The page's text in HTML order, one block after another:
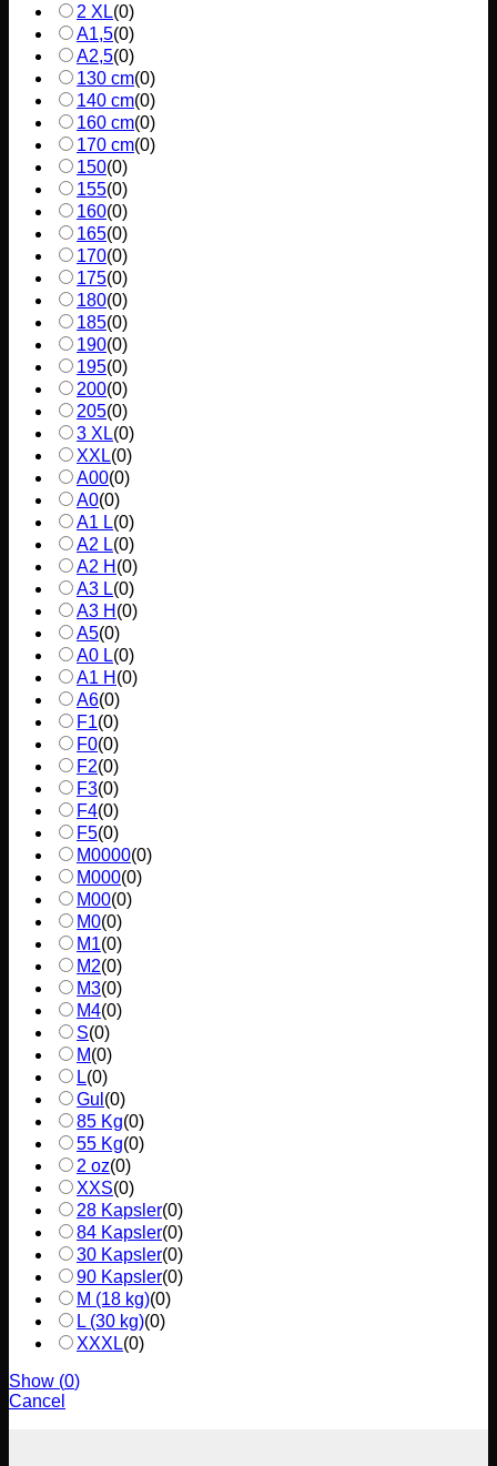
2 XL(0)
A1,5(0)
A2,5(0)
130 cm(0)
140 cm(0)
160 cm(0)
170 cm(0)
150(0)
155(0)
160(0)
165(0)
170(0)
175(0)
180(0)
185(0)
190(0)
195(0)
200(0)
205(0)
3 XL(0)
XXL(0)
A00(0)
A0(0)
A1 L(0)
A2 L(0)
A2 H (0)
A3 L(0)
A3 H (0)
A5(0)
A0 L(0)
A1 H (0)
A6(0)
F1(0)
F0(0)
F2(0)
F3(0)
F4(0)
F5(0)
M0000(0)
M000(0)
M00(0)
M0(0)
M1(0)
M2(0)
M3(0)
M4(0)
S(0)
M(0)
L(0)
Gul (0)
85 Kg(0)
55 Kg(0)
2 oz(0)
XXS(0)
28 Kapsler(0)
84 Kapsler(0)
30 Kapsler(0)
90 Kapsler(0)
M (18 kg)(0)
L (30 kg)(0)
XXXL(0)
Show (0)
Cancel